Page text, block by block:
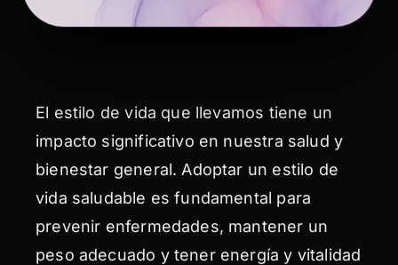
El estilo de vida que llevamos tiene un
impacto significativo en nuestra salud y
bienestar general. Adoptar un estilo de
vida saludable es fundamental para
prevenir enfermedades, mantener un
peso adecuado y tener energía y vitalidad